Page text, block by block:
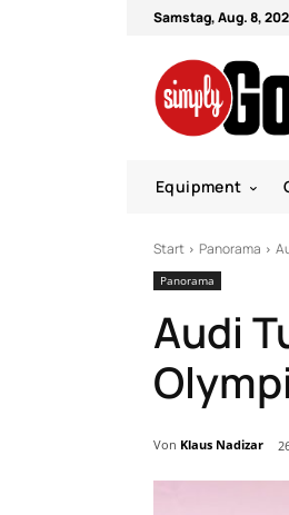
Samstag, Aug. 8,
Equipment
Start Panorama
Panorama
Audi
Von Klaus Nadizar